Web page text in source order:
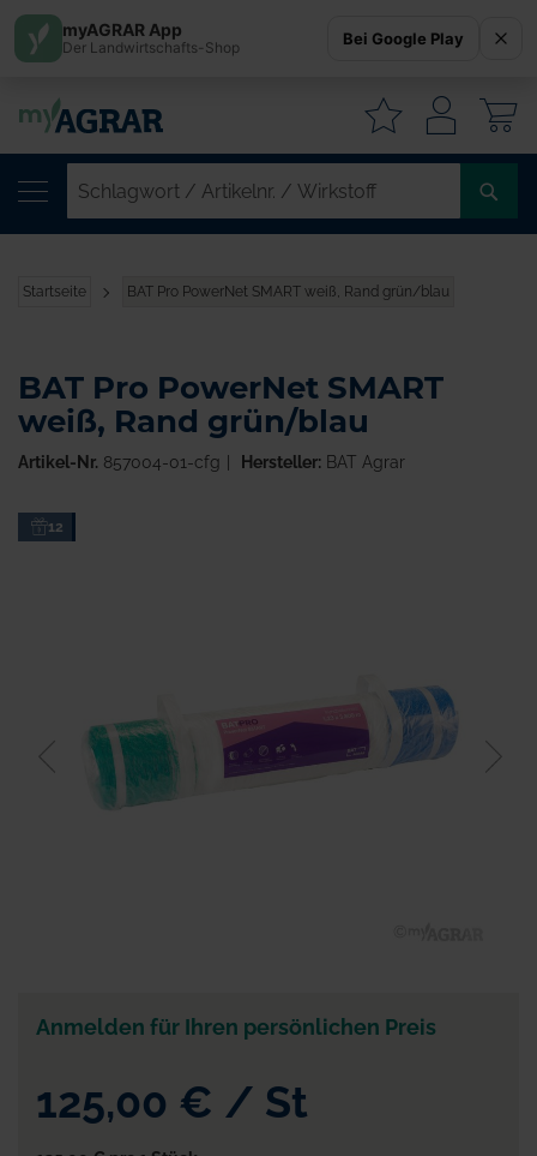
Startseite BAT Pro PowerNet SMART weiß, Rand grün/blau
Zum12
Bildgalerie
BAT Pro PowerNet SMART
weiß, Rand grün/blau
Artikel-Nr. 857004-01-cfg Hersteller:BAT Agrar
Anmelden für Ihren persönlichen Preis
125,00 € / St
myAGRAR App
Der Landwirtschafts-Shop Bei Google Play